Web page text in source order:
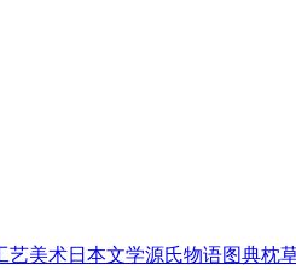
美术日本文学源氏物语图典枕